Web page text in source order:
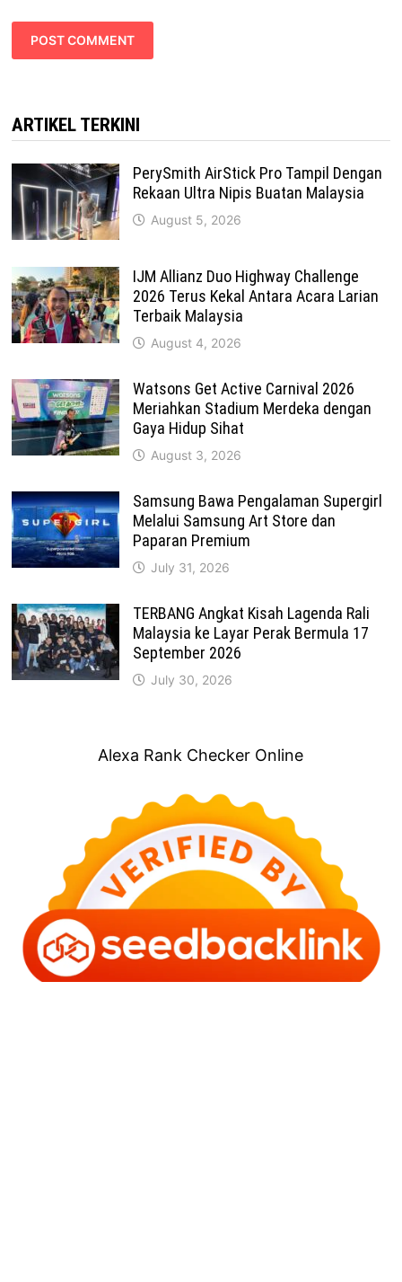
ARTIKEL TERKINI
PerySmith AirStick Pro Tampil Dengan
Rekaan Ultra Nipis Buatan Malaysia
August 5, 2026
IJM Allianz Duo Highway Challenge
2026 Terus Kekal Antara Acara Larian
Terbaik Malaysia
August 4, 2026
Watsons Get Active Carnival 2026
Meriahkan Stadium Merdeka dengan
Gaya Hidup Sihat
August 3, 2026
Samsung Bawa Pengalaman Supergirl
Melalui Samsung Art Store dan
Paparan Premium
July 31, 2026
TERBANG Angkat Kisah Lagenda Rali
Malaysia ke Layar Perak Bermula 17
September 2026
July 30, 2026
Alexa Rank Checker Online